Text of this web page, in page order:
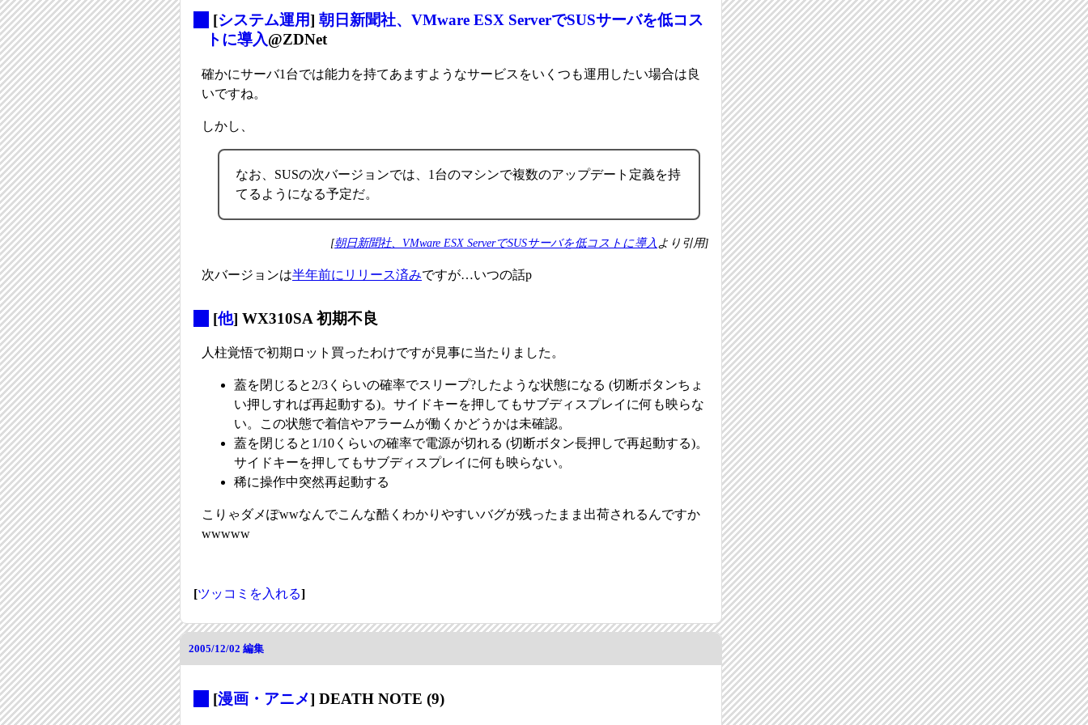
[システム運用]朝日新聞社、VMware ESX ServerでSUSサーバを低コス
トに導入@ZDNet
確かにサーバ1台では能力を持てあますようなサービスをいくつも運用したい場合は良
いですね。
しかし、
なお、SUSの次バージョンでは、1台のマシンで複数のアップデート定義を持
てるようになる予定だ。
[朝日新聞社、VMware ESX ServerでSUSサーバを低コストに導入 より引用]
次バージョンは半年前にリリース済みですが…いつの話p
[他] WX310SA 初期不良
人柱覚悟で初期ロット買ったわけですが見事に当たりました。
蓋を閉じると2/3くらいの確率でスリープ?したような状態になる (切断ボタンちょ
い押しすれば再起動する)。サイドキーを押してもサブディスプレイに何も映らな
い。この状態で着信やアラームが働くかどうかは未確認。
蓋を閉じると1/10くらいの確率で電源が切れる (切断ボタン長押しで再起動する)。
サイドキーを押してもサブディスプレイに何も映らない。
稀に操作中突然再起動する
こりゃダメぽwwなんでこんな酷くわかりやすいバグが残ったまま出荷されるんですか
wwwww
[ツッコミを入れる]
2005/12/02 編集
[漫画・アニメ] DEATH NOTE (9)